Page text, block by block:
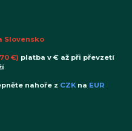
Slovensko
€) platba v € až při převzetí
nahoře z CZK na EUR